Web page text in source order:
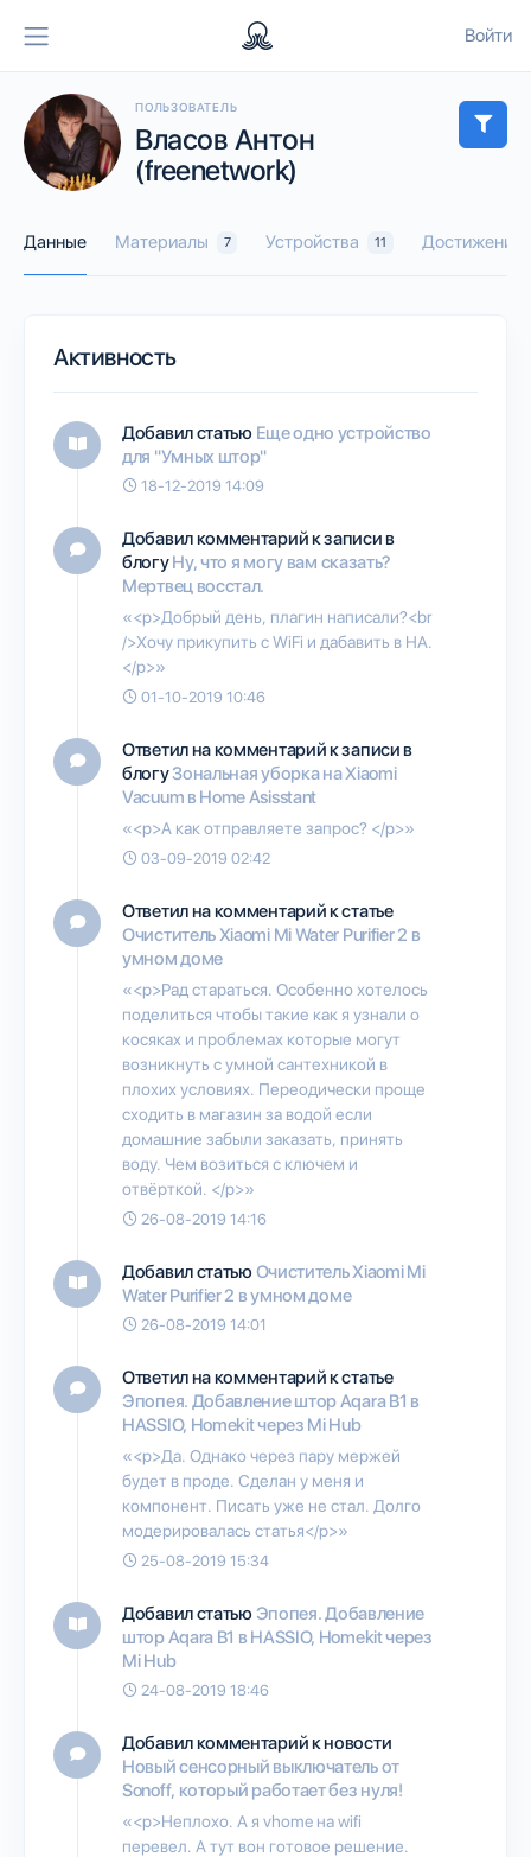
Войти
ПОЛЬЗОВАТЕЛЬ
Власов Антон
(freenetwork)
Данные Материалы 7 Устройства 11 Достижения
Активность
Добавил статью Еще одно устройство
для "Умных штор"
18-12-2019 14:09
Добавил комментарий к записи в
блогуНу, что я могу вам сказать?
Мертвец восстал.
«<p>Добрый день, плагин написали?<br
/>Хочу прикупить с WiFi и дабавить в HA.
</p>»
01-10-2019 10:46
Ответил на комментарий к записи в
блогуЗональная уборка на Xiaomi
Vacuum в Home Asisstant
«<p>А как отправляете запрос? </p>»
03-09-2019 02:42
Ответил на комментарий к статье
Очиститель Xiaomi Mi Water Purifier 2 в
умном доме
«<p>Рад стараться. Особенно хотелось
поделиться чтобы такие как я узнали о
косяках и проблемах которые могут
возникнуть с умной сантехникой в
плохих условиях. Переодически проще
сходить в магазин за водой если
домашние забыли заказать, принять
воду. Чем возиться с ключем и
отвёрткой. </p>»
26-08-2019 14:16
Добавил статьюОчиститель Xiaomi Mi
Water Purifier 2 в умном доме
26-08-2019 14:01
Ответил на комментарий к статье
Эпопея. Добавление штор Aqara B1 в
HASSIO, Homekit через Mi Hub
«<p>Да. Однако через пару мержей
будет в проде. Сделан у меня и
компонент. Писать уже не стал. Долго
модерировалась статья</p>»
25-08-2019 15:34
Добавил статью Эпопея. Добавление
штор Aqara B1 в HASSIO, Homekit через
Mi Hub
24-08-2019 18:46
Добавил комментарий к новости
Новый сенсорный выключатель от
Sonoff, который работает без нуля!
«<p>Неплохо. А я vhome на wifi
перевел. А тут вон готовое решение.